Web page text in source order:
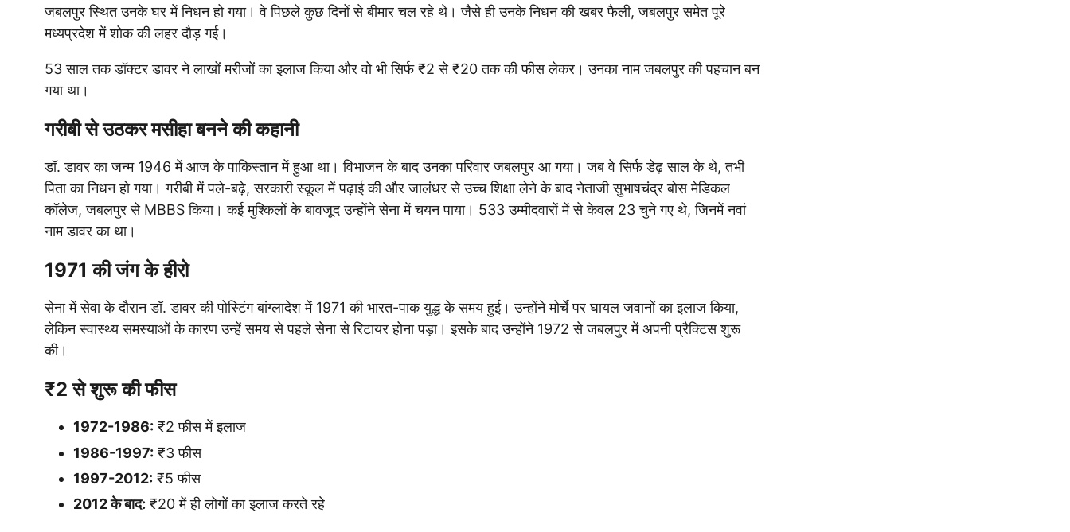
जबलपुर स्थित उनके घर में निधन हो गया। वे पिछले कुछ दिनों से बीमार चल रहे थे। जैसे ही उनके निधन की खबर फैली, जबलपुर समेत पूरे
मध्यप्रदेश में शोक की लहर दौड़ गई।
53 साल तक डॉक्टर डावर ने लाखों मरीजों का इलाज किया और वो भी सिर्फ ₹2 से ₹20 तक की फीस लेकर। उनका नाम जबलपुर की पहचान बन
गया था।
गरीबी से उठकर मसीहा बनने की कहानी
डॉ. डावर का जन्म 1946 में आज के पाकिस्तान में हुआ था। विभाजन के बाद उनका परिवार जबलपुर आ गया। जब वे सिर्फ डेढ़ साल के थे, तभी
पिता का निधन हो गया। गरीबी में पले-बढ़े, सरकारी स्कूल में पढ़ाई की और जालंधर से उच्च शिक्षा लेने के बाद नेताजी सुभाषचंद्र बोस मेडिकल
कॉलेज, जबलपुर से MBBS किया। कई मुश्किलों के बावजूद उन्होंने सेना में चयन पाया। 533 उम्मीदवारों में से केवल 23 चुने गए थे, जिनमें नवां
नाम डावर का था।
1971 की जंग के हीरो
सेना में सेवा के दौरान डॉ. डावर की पोस्टिंग बांग्लादेश में 1971 की भारत-पाक युद्ध के समय हुई। उन्होंने मोर्चे पर घायल जवानों का इलाज किया,
लेकिन स्वास्थ्य समस्याओं के कारण उन्हें समय से पहले सेना से रिटायर होना पड़ा। इसके बाद उन्होंने 1972 से जबलपुर में अपनी प्रैक्टिस शुरू
की।
₹2 से शुरू की फीस
1972-1986: ₹2 फीस में इलाज
1986-1997: ₹3 फीस
1997-2012: ₹5 फीस
2012 के बाद: ₹20 में ही लोगों का इलाज करते रहे